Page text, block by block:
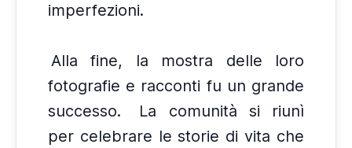
imperfezioni.
Alla fine, la mostra delle loro
fotografie e racconti fu un grande
successo.
La comunità si riunì
per celebrare le storie di vita che